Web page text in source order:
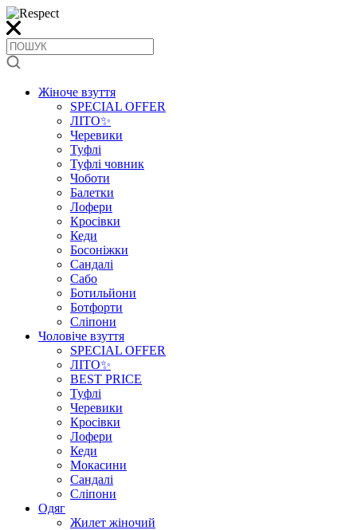
Жіноче взуття
SPECIAL OFFER
ЛІТО✨
Черевики
Туфлі
Туфлі човник
Чоботи
Балетки
Лофери
Кросівки
Кеди
Босоніжки
Сандалі
Сабо
Ботильйони
Ботфорти
Сліпони
Чоловіче взуття
SPECIAL OFFER
ЛІТО✨
BEST PRICE
Туфлі
Черевики
Кросівки
Лофери
Кеди
Мокасини
Сандалі
Сліпони
Одяг
Жилет жіночий